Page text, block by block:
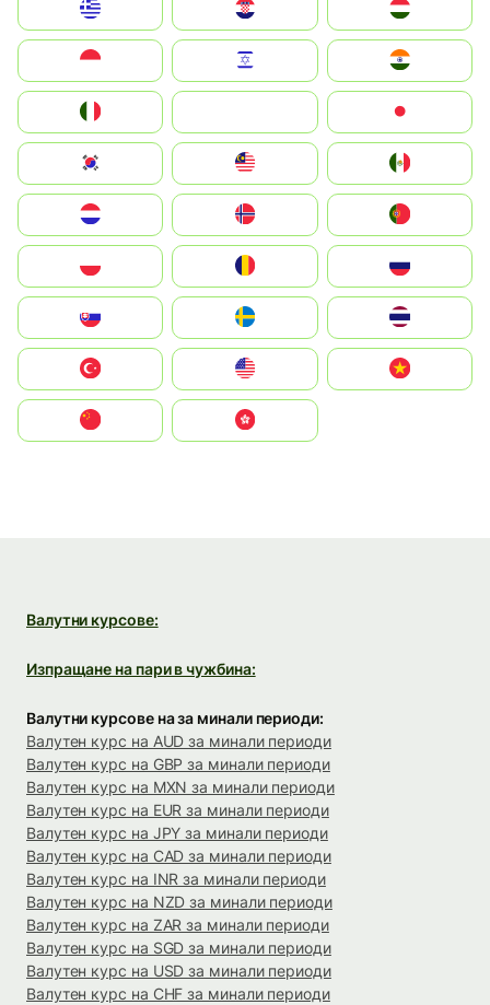
Magyarország
South Korea
United States
中國香港特別行政區
Валутни курсове:
Изпращане на пари в чужбина:
Валутни курсове на за минали периоди:
Валутен курс на AUD за минали периоди
Валутен курс на GBP за минали периоди
Валутен курс на MXN за минали периоди
Валутен курс на EUR за минали периоди
Валутен курс на JPY за минали периоди
Валутен курс на CAD за минали периоди
Валутен курс на INR за минали периоди
Валутен курс на NZD за минали периоди
Валутен курс на ZAR за минали периоди
Валутен курс на SGD за минали периоди
Валутен курс на USD за минали периоди
Валутен курс на CHF за минали периоди